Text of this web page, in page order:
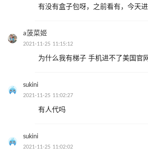
有没有盒子包呀，之前看有，今天
a菠菜姬
2021-11-25 11:15:12
为什么我有梯子 手机进不了美国官
sukini
2021-11-25 11:02:27
有人代吗
sukini
2021-11-25 11:02:02